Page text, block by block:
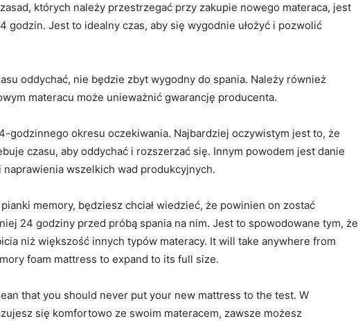
których należy przestrzegać przy zakupie nowego materaca, jest
godzin. Jest to idealny czas, aby się wygodnie ułożyć i pozwolić
oddychać, nie będzie zbyt wygodny do spania. Należy również
materacu może unieważnić gwarancję producenta.
godzinnego okresu oczekiwania. Najbardziej oczywistym jest to, że
czasu, aby oddychać i rozszerzać się. Innym powodem jest danie
wszelkich wad produkcyjnych.
memory, będziesz chciał wiedzieć, że powinien on zostać
24 godziny przed próbą spania na nim. Jest to spowodowane tym, że
niż większość innych typów materacy. It will take anywhere from
foam mattress to expand to its full size.
that you should never put your new mattress to the test. W
się komfortowo ze swoim materacem, zawsze możesz